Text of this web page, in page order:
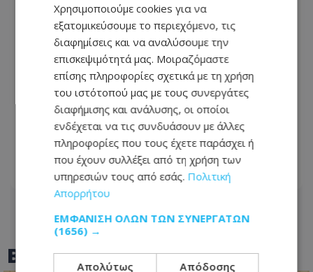
Αυτές οι περιοχές θα μείνουν χωρίς
νερό αύριο μέχρι το μεσημέρι -
Προγραμμάτισε διακοπή ο ΕΟΑ
06.08.2026 - 17:10
BEST OFTOTHEMAONLINE
Χρησιμοποιούμε cookies για να
εξατομικεύσουμε το περιεχόμενο, τις
διαφημίσεις και να αναλύσουμε την
επισκεψιμότητά μας. Μοιραζόμαστε
επίσης πληροφορίες σχετικά με τη χρήση
του ιστότοπού μας με τους συνεργάτες
διαφήμισης και ανάλυσης, οι οποίοι
ενδέχεται να τις συνδυάσουν με άλλες
πληροφορίες που τους έχετε παράσχει ή
που έχουν συλλέξει από τη χρήση των
υπηρεσιών τους από εσάς. Πολιτική
Απορρήτου
ΕΜΦΆΝΙΣΗ ΌΛΩΝ ΤΩΝ ΣΥΝΕΡΓΑΤΏΝ
(1656) →
Απολύτως
Απόδοσης